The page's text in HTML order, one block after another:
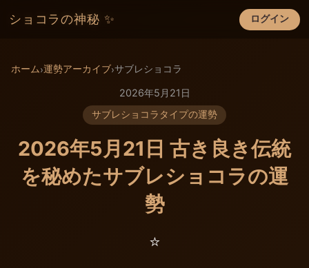
ショコラの神秘 ✨ ログイン
×
ホーム›運勢アーカイブ›サブレショコラ
2026年5月21日
サブレショコラタイプの運勢
2026年5月21日 古き良き伝統
を秘めたサブレショコラの運
勢
⭐️